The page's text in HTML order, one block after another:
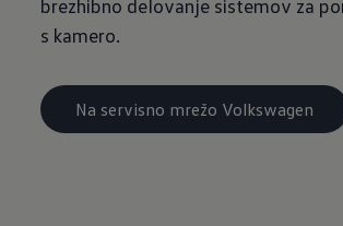
brezhibno delovanje sistemov za
s kamero.
Na servisno mrežo Volkswagen